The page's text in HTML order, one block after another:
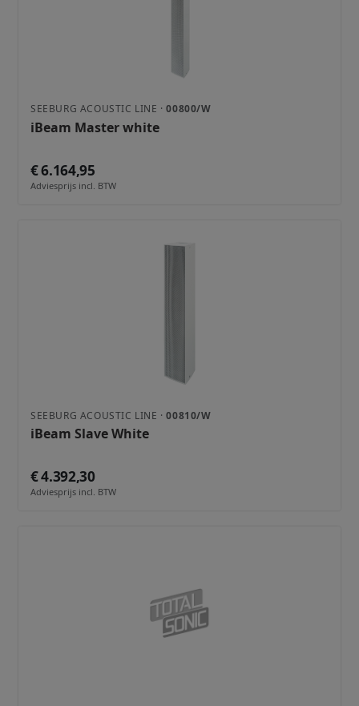
SEEBURG ACOUSTIC LINE ·00800/W
iBeam Master white
€ 6.164,95
Adviesprijs incl. BTW
SEEBURG ACOUSTIC LINE ·00810/W
iBeam Slave White
€ 4.392,30
Adviesprijs incl. BTW